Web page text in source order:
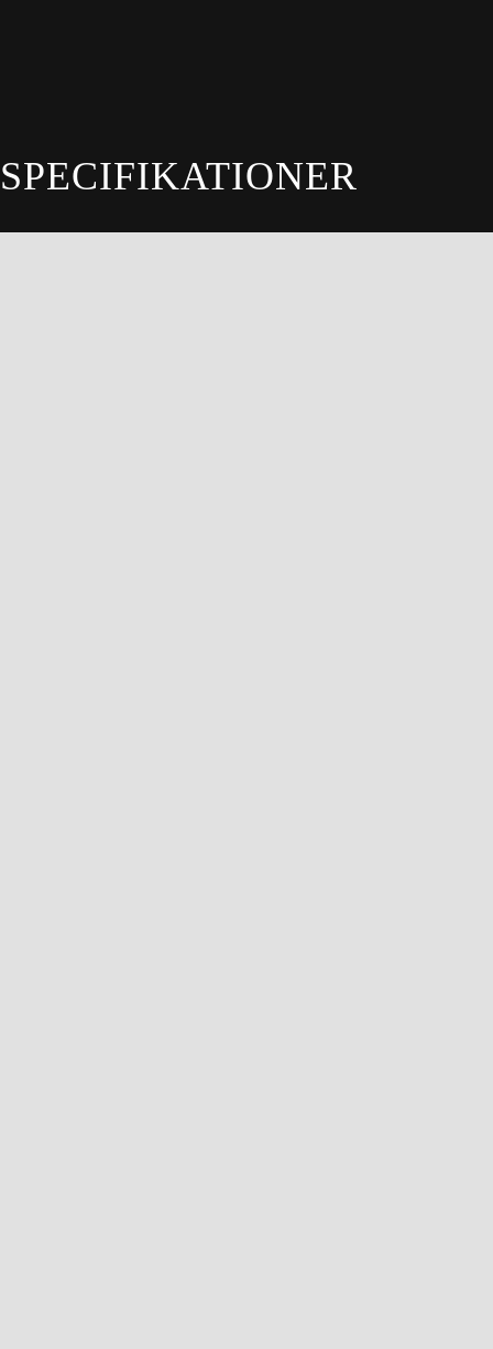
SPECIFIKATIONER